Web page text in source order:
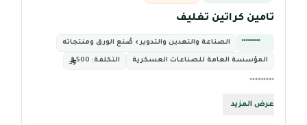
تامين كراتين تغليف
********* الصناعة والتعدين والتدوير › صُنع الورق ومنتجاته
المؤسسة العامة للصناعات العسكرية التكلفة:
*********
عرض المزيد